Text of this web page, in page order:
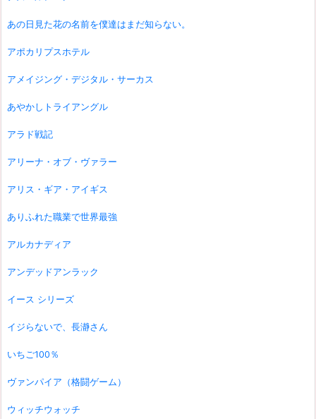
あの日見た花の名前を僕達はまだ知らない。
アポカリプスホテル
アメイジング・デジタル・サーカス
あやかしトライアングル
アラド戦記
アリーナ・オブ・ヴァラー
アリス・ギア・アイギス
ありふれた職業で世界最強
アルカナディア
アンデッドアンラック
イース シリーズ
イジらないで、長瀞さん
いちご100％
ヴァンパイア（格闘ゲーム）
ウィッチウォッチ